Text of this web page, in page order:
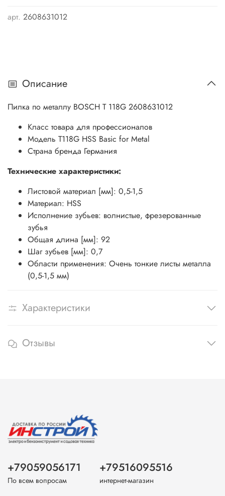
арт. 2608631012
Описание
Пилка по металлу BOSCH Т 118G 2608631012
Класс товара для профессионалов
Модель T118G HSS Basic for Metal
Страна бренда Германия
Технические характеристики:
Листовой материал [мм]: 0,5-1,5
Материал: HSS
Исполнение зубьев: волнистые, фрезерованные
зубья
Общая длина [мм]: 92
Шаг зубьев [мм]: 0,7
Области применения: Очень тонкие листы металла
(0,5-1,5 мм)
Характеристики
Отзывы
+79059056171
По всем вопросам
+79516095516
интернет-магазин